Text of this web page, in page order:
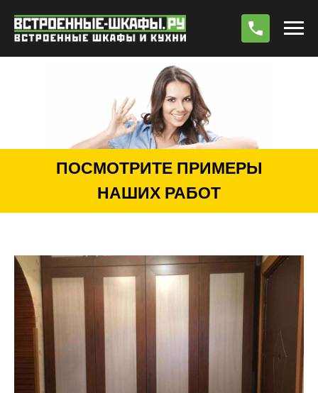
ПОСМОТРИТЕ ПРИМЕРЫ
НАШИХ РАБОТ